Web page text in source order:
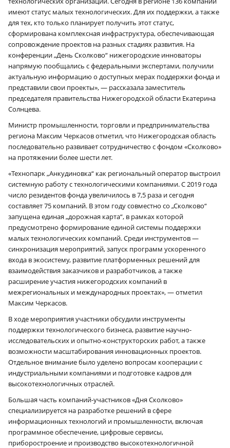
имеют статус малых технологических. Для их поддержки, а также
для тех, кто только планирует получить этот статус,
сформирована комплексная инфраструктура, обеспечивающая
сопровождение проектов на разных стадиях развития. На
конференции „День Сколково“ нижегородские инноваторы
напрямую пообщались с федеральными экспертами, получили
актуальную информацию о доступных мерах поддержки фонда и
представили свои проекты», — рассказала заместитель
председателя правительства Нижегородской области Екатерина
Солнцева.
Министр промышленности, торговли и предпринимательства
региона Максим Черкасов отметил, что Нижегородская область
последовательно развивает сотрудничество с фондом «Сколково»
на протяжении более шести лет.
«Технопарк „Анкудиновка“ как региональный оператор выстроил
системную работу с технологическими компаниями. С 2019 года
число резидентов фонда увеличилось в 7,5 раза и сегодня
составляет 75 компаний. В этом году совместно со „Сколково“
запущена единая „дорожная карта“, в рамках которой
предусмотрено формирование единой системы поддержки
малых технологических компаний. Среди инструментов —
синхронизация мероприятий, запуск программ ускоренного
входа в экосистему, развитие платформенных решений для
взаимодействия заказчиков и разработчиков, а также
расширение участия нижегородских компаний в
межрегиональных и международных проектах», — отметил
Максим Черкасов.
В ходе мероприятия участники обсудили инструменты
поддержки технологического бизнеса, развитие научно-
исследовательских и опытно-конструкторских работ, а также
возможности масштабирования инновационных проектов.
Отдельное внимание было уделено вопросам кооперации с
индустриальными компаниями и подготовке кадров для
высокотехнологичных отраслей.
Большая часть компаний-участников «Дня Сколково»
специализируется на разработке решений в сфере
информационных технологий и промышленности, включая
программное обеспечение, цифровые сервисы,
приборостроение и производство высокотехнологичной